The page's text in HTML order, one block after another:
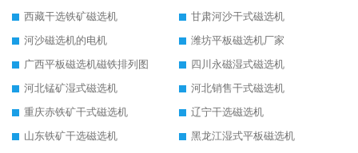
西藏干选铁矿磁选机
甘肃河沙干式磁选机
河沙磁选机的电机
潍坊平板磁选机厂家
广西平板磁选机磁铁排列图
四川永磁湿式磁选机
河北锰矿湿式磁选机
河北销售干式磁选机
重庆赤铁矿干式磁选机
辽宁干选磁选机
山东铁矿干选磁选机
黑龙江湿式平板磁选机